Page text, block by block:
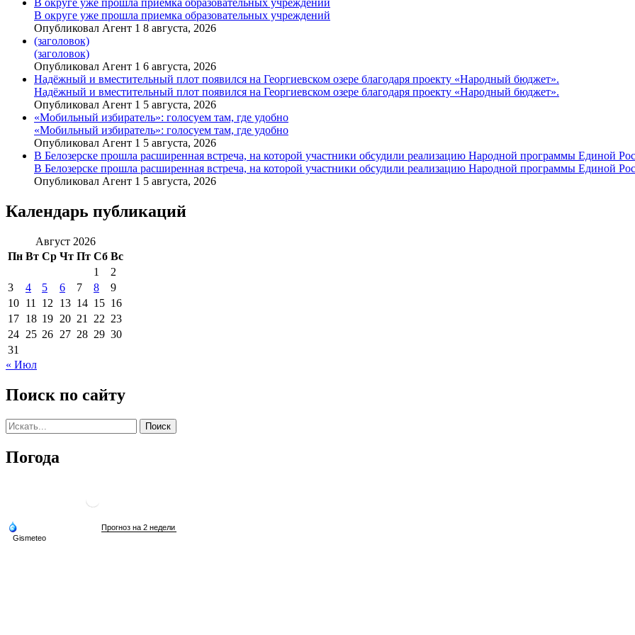
В округе уже прошла приемка образовательных учреждений
В округе уже прошла приемка образовательных учреждений
Опубликовал Агент 1 8 августа, 2026
(заголовок)
(заголовок)
Опубликовал Агент 1 6 августа, 2026
Надёжный и вместительный плот появился на Георгиевском озере благодаря проекту «Народный бюджет».
Надёжный и вместительный плот появился на Георгиевском озере благодаря проекту «Народный бюджет».
Опубликовал Агент 1 5 августа, 2026
«Мобильный избиратель»: голосуем там, где удобно
«Мобильный избиратель»: голосуем там, где удобно
Опубликовал Агент 1 5 августа, 2026
В Белозерске прошла расширенная встреча, на которой участники обсудили реализацию Народной программы Единой
В Белозерске прошла расширенная встреча, на которой участники обсудили реализацию Народной программы Единой
Опубликовал Агент 1 5 августа, 2026
Календарь публикаций
Август 2026
Пн Вт Ср Чт Пт Сб Вс
1
2
3
4 5 6 7 8
9
10 11 12 13 14 15 16
17 18 19 20 21 22 23
24 25 26 27 28 29 30
31
« Июл
Поиск по сайту
Погода